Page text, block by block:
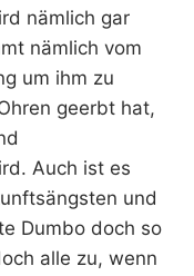
nämlich gar
nämlich vom
um ihm zu
geerbt hat,
Auch ist es
und
Dumbo doch so
alle zu, wenn